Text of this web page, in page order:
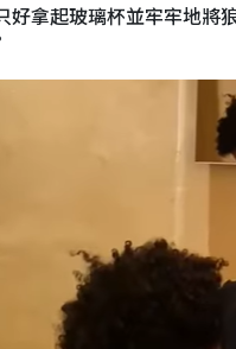
拿起玻璃杯並牢牢地將